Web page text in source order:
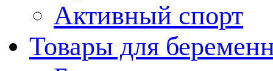
Активный спорт
Товары для